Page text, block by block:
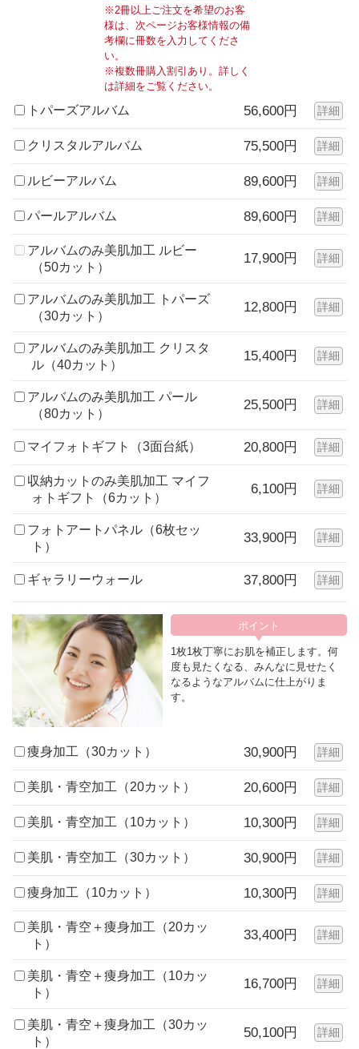
※2冊以上ご注文を希望のお客
様は、次ページお客様情報の備
考欄に冊数を入力してくださ
い。
※複数冊購入割引あり。詳しく
は詳細をご覧ください。
トパーズアルバム 56,600円 詳細
クリスタルアルバム 75,500円 詳細
ルビーアルバム 89,600円 詳細
パールアルバム 89,600円 詳細
アルバムのみ美肌加工 ルビー
（50カット）
17,900円 詳細
アルバムのみ美肌加工 トパーズ
（30カット）
12,800円 詳細
アルバムのみ美肌加工 クリスタ
ル（40カット）
15,400円 詳細
アルバムのみ美肌加工 パール
（80カット）
25,500円 詳細
マイフォトギフト（3面台紙） 20,800円 詳細
収納カットのみ美肌加工 マイフ
ォトギフト（6カット）
6,100円 詳細
フォトアートパネル（6枚セッ
ト）
33,900円 詳細
ギャラリーウォール 37,800円 詳細
1枚1枚丁寧にお肌を補正します。何
度も見たくなる、みんなに見せたく
なるようなアルバムに仕上がりま
す。
痩身加工（30カット） 30,900円 詳細
美肌・青空加工（20カット） 20,600円 詳細
美肌・青空加工（10カット） 10,300円 詳細
美肌・青空加工（30カット） 30,900円 詳細
痩身加工（10カット） 10,300円 詳細
美肌・青空＋痩身加工（20カッ
ト）
33,400円 詳細
美肌・青空＋痩身加工（10カッ
ト）
16,700円 詳細
美肌・青空＋痩身加工（30カッ
ト）
50,100円 詳細